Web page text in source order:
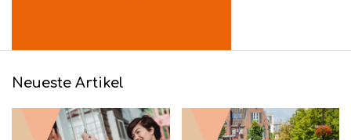
Neueste Artikel